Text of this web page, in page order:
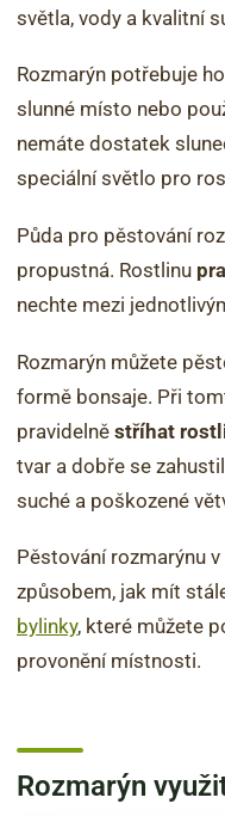
světla, vody a kvalitní
Rozmarýn potřebuje
slunné místo nebo
nemáte dostatek
speciální světlo pro
Půda pro pěstování
propustná. Rostlinu
nechte mezi
Rozmarýn můžete
formě bonsaje. Při
pravidelně stříhat
tvar a dobře se
suché a poškozené
Pěstování rozmarýnu
způsobem, jak mít
bylinky, které můžete
provonění místnosti.
Rozmarýn